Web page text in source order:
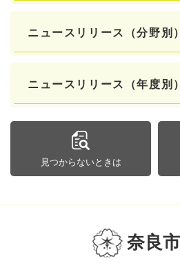
ニュースリリース（分野別）
ニュースリリース（年度別）
見つからないときは
奈良